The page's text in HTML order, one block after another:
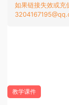
如果链接失效或充
教学课件